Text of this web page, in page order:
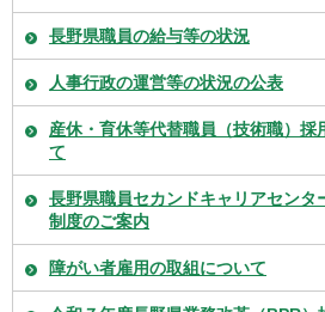
長野県職員の給与等の状況
人事行政の運営等の状況の公表
産休・育休等代替職員（技術職）採
て
長野県職員セカンドキャリアセンタ
制度のご案内
障がい者雇用の取組について